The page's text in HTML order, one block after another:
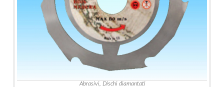
Abrasivi, Dischi diamantati